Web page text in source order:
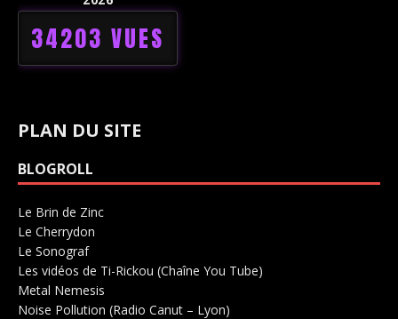
34203 VUES
PLAN DU SITE
BLOGROLL
Le Brin de Zinc
Le Cherrydon
Le SonografSalle de concerts 0
Les vidéos de Ti-Rickou (Chaîne You Tube)
Metal Nemesis
Noise Pollution (Radio Canut – Lyon)